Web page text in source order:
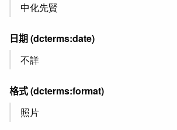
中化先賢
日期(dcterms:date)
不詳
格式(dcterms:format)
照片